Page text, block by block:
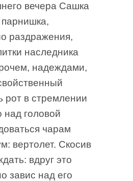
вечера Сашка
раздражения,
наследника
надеждами,
рот в стремлении
над головой
чарам
вертолет. Скосив
вдруг это
завис над его